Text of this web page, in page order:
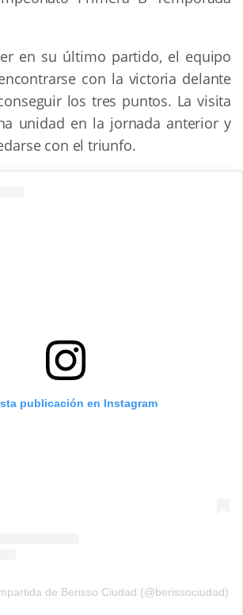
en su último partido, el equipo
con la victoria delante
los tres puntos. La visita
unidad en la jornada anterior y
con el triunfo.
publicación en Instagram
de Berisso Ciudad (@berissociudad)